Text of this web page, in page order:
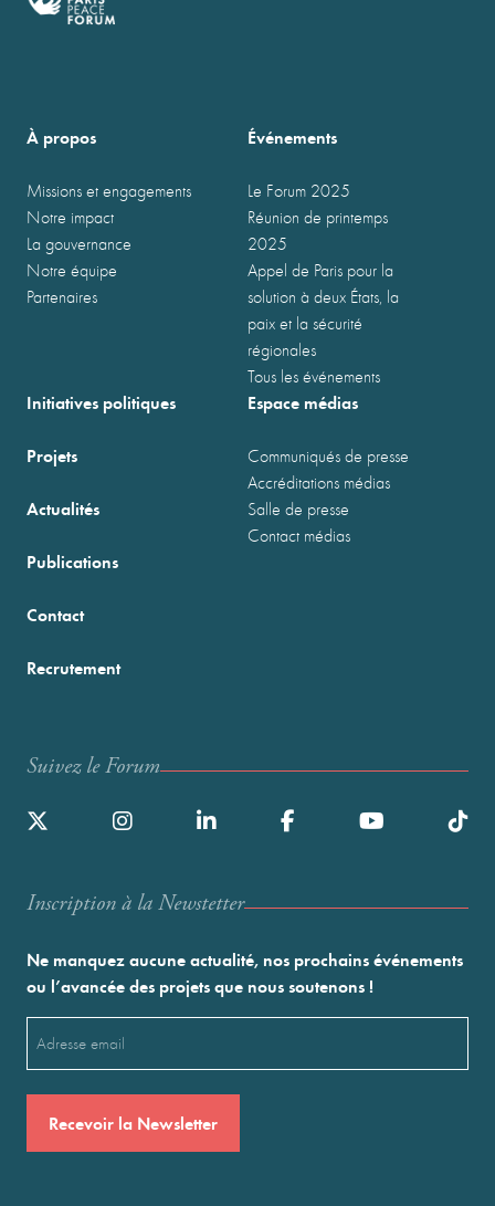
À propos
Missions et engagements
Notre impact
La gouvernance
Notre équipe
Partenaires
Événements
Le Forum 2025
Réunion de printemps
2025
Appel de Paris pour la
solution à deux États, la
paix et la sécurité
régionales
Tous les événements
Initiatives politiques
Projets
Actualités
Publications
Espace médias
Communiqués de presse
Accréditations médias
Salle de presse
Contact médias
Contact
Recrutement
Suivez le Forum
Inscription à la Newstetter
Ne manquez aucune actualité, nos prochains événements
ou l’avancée des projets que nous soutenons !
Email
(Nécessaire)